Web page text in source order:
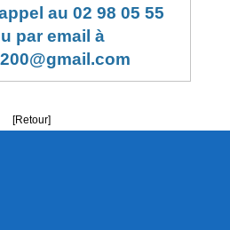
au 02 98 05 55
par email à
[Retour]